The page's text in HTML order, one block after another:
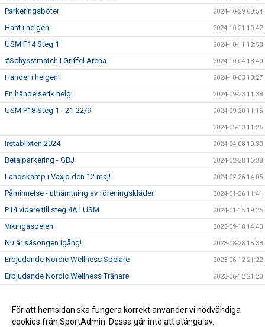
Parkeringsböter 2024-10-29 08:54
Hänt i helgen 2024-10-21 10:42
USM F14 Steg 1 2024-10-11 12:58
#Schysstmatch i Griffel Arena 2024-10-04 13:40
Händer i helgen! 2024-10-03 13:27
En händelserik helg! 2024-09-23 11:38
USM P18 Steg 1 - 21-22/9 2024-09-20 11:16
2024-05-13 11:26
Irstablixten 2024 2024-04-08 10:30
Betalparkering - GBJ 2024-02-28 16:38
Landskamp i Växjö den 12 maj! 2024-02-26 14:05
Påminnelse - uthämtning av föreningskläder 2024-01-26 11:41
P14 vidare till steg 4A i USM 2024-01-15 19:26
Vikingaspelen 2023-09-18 14:40
Nu är säsongen igång! 2023-08-28 15:38
Erbjudande Nordic Wellness Spelare 2023-06-12 21:22
Erbjudande Nordic Wellness Tränare 2023-06-12 21:20
Ska du studera och vill spela handboll? 2022-05-01 11:00
För att hemsidan ska fungera korrekt använder vi nödvändiga
cookies från SportAdmin. Dessa går inte att stänga av.